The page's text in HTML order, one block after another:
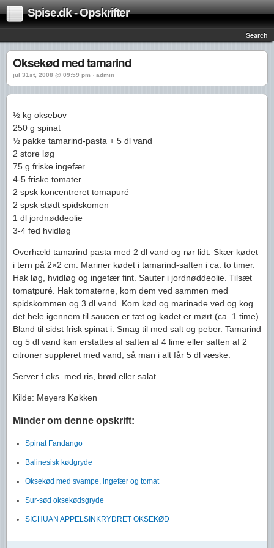
Spise.dk - Opskrifter
Search
Oksekød med tamarind
jul 31st, 2008 @ 09:59 pm › admin
½ kg oksebov
250 g spinat
½ pakke tamarind-pasta + 5 dl vand
2 store løg
75 g friske ingefær
4-5 friske tomater
2 spsk koncentreret tomapuré
2 spsk stødt spidskomen
1 dl jordnøddeolie
3-4 fed hvidløg
Overhæld tamarind pasta med 2 dl vand og rør lidt. Skær kødet
i tern på 2×2 cm. Mariner kødet i tamarind-saften i ca. to timer.
Hak løg, hvidløg og ingefær fint. Sauter i jordnøddeolie. Tilsæt
tomatpuré. Hak tomaterne, kom dem ved sammen med
spidskommen og 3 dl vand. Kom kød og marinade ved og kog
det hele igennem til saucen er tæt og kødet er mørt (ca. 1 time).
Bland til sidst frisk spinat i. Smag til med salt og peber. Tamarind
og 5 dl vand kan erstattes af saften af 4 lime eller saften af 2
citroner suppleret med vand, så man i alt får 5 dl væske.
Server f.eks. med ris, brød eller salat.
Kilde: Meyers Køkken
Minder om denne opskrift:
Spinat Fandango
Balinesisk kødgryde
Oksekød med svampe, ingefær og tomat
Sur-sød oksekødsgryde
SICHUAN APPELSINKRYDRET OKSEKØD